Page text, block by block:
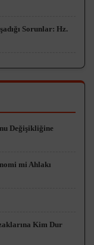
Sorunlar: Hz.
Değişikliğine
mi Ahlakı
Kim Dur